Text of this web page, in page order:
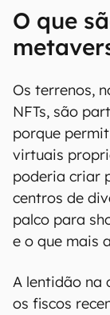
O que
Os terrenos,
NFTs, são
porque
virtuais
poderia criar
centros de
palco para
e o que mais
A lentidão na
os fiscos